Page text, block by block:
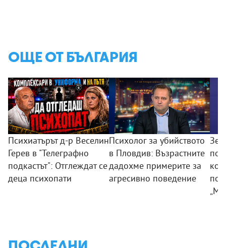
ОЩЕ ОТ БЪЛГАРИЯ
Психиатърът д-р Веселин
Герев в "Телеграфно
подкастът": Отглеждат се
деца психопати
Психолог за убийството
в Пловдив: Възрастните
дадохме примерите за
агресивно поведение